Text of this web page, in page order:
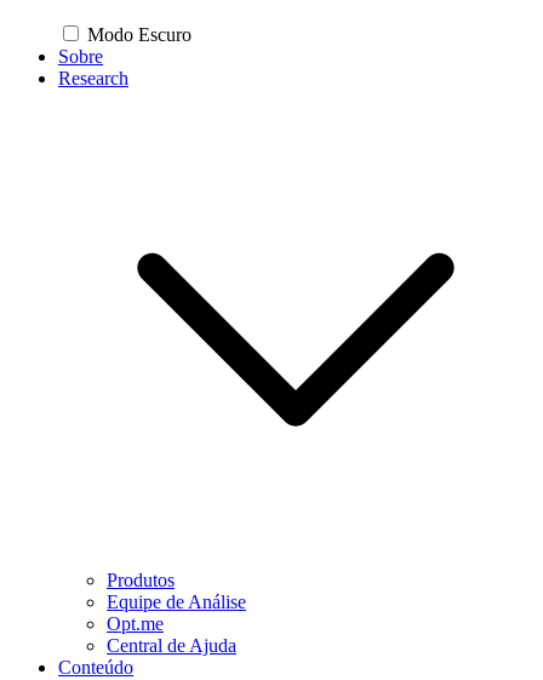
Modo Escuro
Sobre
Research
Produtos
Equipe de Análise
Opt.me
Central de Ajuda
Conteúdo